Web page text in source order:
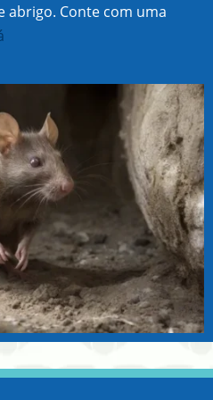
abrigo. Conte com uma